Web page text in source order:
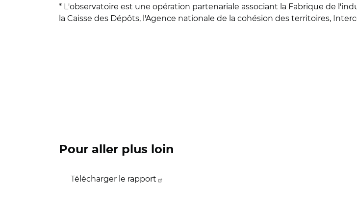
* L'observatoire est une opération partenariale associant la Fabrique de
la Caisse des Dépôts, l'Agence nationale de la cohésion des territoires,
Pour aller plus loin
Télécharger le rapport